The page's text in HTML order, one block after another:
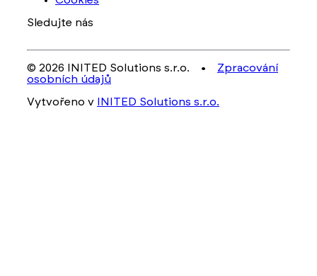
Sledujte nás
© 2026 INITED Solutions s.r.o. • Zpracování
osobních údajů
Vytvořeno v
INITED Solutions s.r.o.